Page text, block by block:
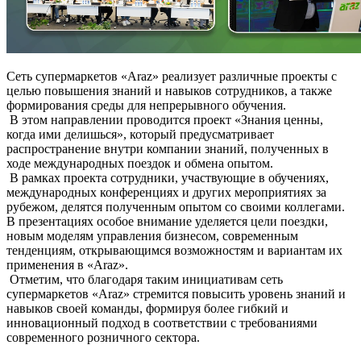
Сеть супермаркетов «Araz» реализует различные проекты с
целью повышения знаний и навыков сотрудников, а также
формирования среды для непрерывного обучения.
В этом направлении проводится проект «Знания ценны,
когда ими делишься», который предусматривает
распространение внутри компании знаний, полученных в
ходе международных поездок и обмена опытом.
В рамках проекта сотрудники, участвующие в обучениях,
международных конференциях и других мероприятиях за
рубежом, делятся полученным опытом со своими коллегами.
В презентациях особое внимание уделяется цели поездки,
новым моделям управления бизнесом, современным
тенденциям, открывающимся возможностям и вариантам их
применения в «Araz».
Отметим, что благодаря таким инициативам сеть
супермаркетов «Araz» стремится повысить уровень знаний и
навыков своей команды, формируя более гибкий и
инновационный подход в соответствии с требованиями
современного розничного сектора.